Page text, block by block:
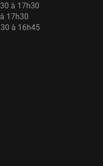
à 17h30
17h30
à 16h45